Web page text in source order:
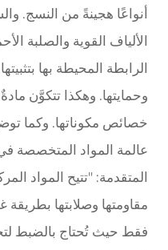
أنواعًا هجينةً من النسج.
الألياف القوية والصلبة
الرابطة المحيطة بها
وحمايتها. وهكذا تتكوَّن
خصائص مكوناتها. وكما توضح
عالمة المواد المتخصصة
المتقدمة: "تتيح المواد
مقاومتها وصلابتها
فقط حيث تُحتاج بالضبط